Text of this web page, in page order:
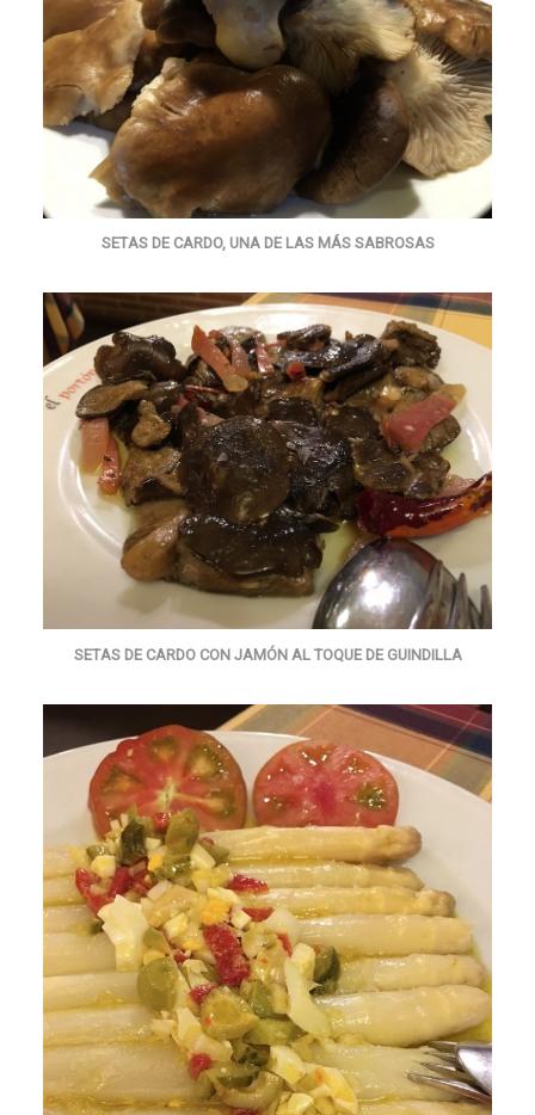
SETAS DE CARDO, UNA DE LAS MÁS SABROSAS
SETAS DE CARDO CON JAMÓN AL TOQUE DE GUINDILLA